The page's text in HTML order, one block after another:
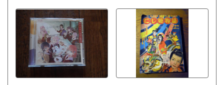
木与四郎 録音：林穎四郎 照
明：羽田昭三 編集：黒岩義
当者：橋本利明 音楽：佐藤
勝キャスト 工藤上等兵曹：
地井武男 吉永中尉：佐々木
勝彦 江波洋一：佐山泰三 橋
本治：粕谷正治 宮本平太：
福崎和宏 栗本武：高塚徹 林